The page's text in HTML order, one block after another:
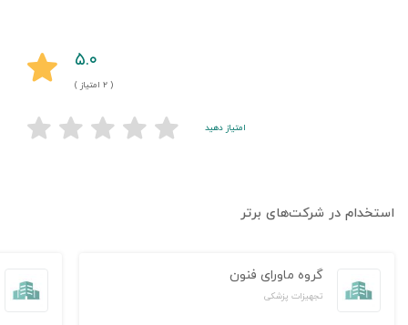
۵.۰
( ۲ امتیاز )
امتیاز دهید
استخدام در شرکت‌های برتر
گروه ماورای فنون
تجهیزات پزشکی